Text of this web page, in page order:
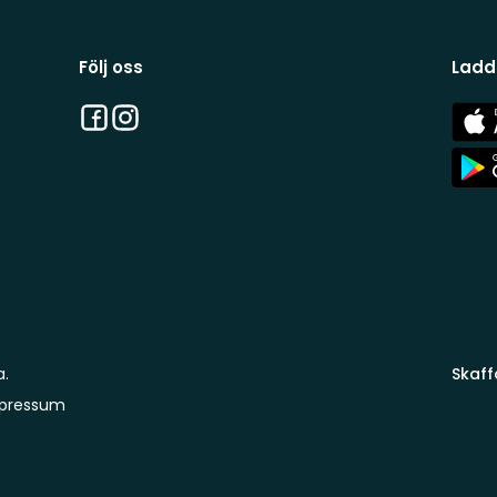
Följ oss
Facebook
Instagram
App
Store
App
Store